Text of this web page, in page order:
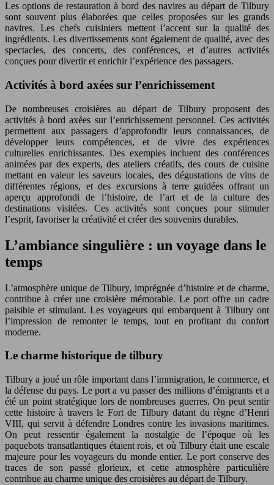
Les options de restauration à bord des navires au départ de Tilbury
sont souvent plus élaborées que celles proposées sur les grands
navires. Les chefs cuisiniers mettent l’accent sur la qualité des
ingrédients. Les divertissements sont également de qualité, avec des
spectacles, des concerts, des conférences, et d’autres activités
conçues pour divertir et enrichir l’expérience des passagers.
Activités à bord axées sur l’enrichissement
De nombreuses croisières au départ de Tilbury proposent des
activités à bord axées sur l’enrichissement personnel. Ces activités
permettent aux passagers d’approfondir leurs connaissances, de
développer leurs compétences, et de vivre des expériences
culturelles enrichissantes. Des exemples incluent des conférences
animées par des experts, des ateliers créatifs, des cours de cuisine
mettant en valeur les saveurs locales, des dégustations de vins de
différentes régions, et des excursions à terre guidées offrant un
aperçu approfondi de l’histoire, de l’art et de la culture des
destinations visitées. Ces activités sont conçues pour stimuler
l’esprit, favoriser la créativité et créer des souvenirs durables.
L’ambiance singulière : un voyage dans le
temps
L’atmosphère unique de Tilbury, imprégnée d’histoire et de charme,
contribue à créer une croisière mémorable. Le port offre un cadre
paisible et stimulant. Les voyageurs qui embarquent à Tilbury ont
l’impression de remonter le temps, tout en profitant du confort
moderne.
Le charme historique de tilbury
Tilbury a joué un rôle important dans l’immigration, le commerce, et
la défense du pays. Le port a vu passer des millions d’émigrants et a
été un point stratégique lors de nombreuses guerres. On peut sentir
cette histoire à travers le Fort de Tilbury datant du règne d’Henri
VIII, qui servit à défendre Londres contre les invasions maritimes.
On peut ressentir également la nostalgie de l’époque où les
paquebots transatlantiques étaient rois, et où Tilbury était une escale
majeure pour les voyageurs du monde entier. Le port conserve des
traces de son passé glorieux, et cette atmosphère particulière
contribue au charme unique des croisières au départ de Tilbury.